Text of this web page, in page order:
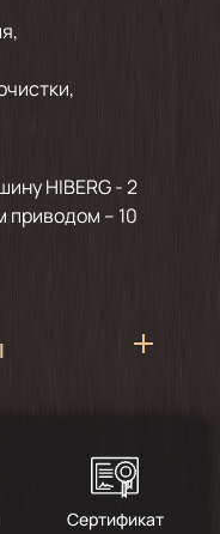
HIBERG - 2
приводом – 10
Сертификат